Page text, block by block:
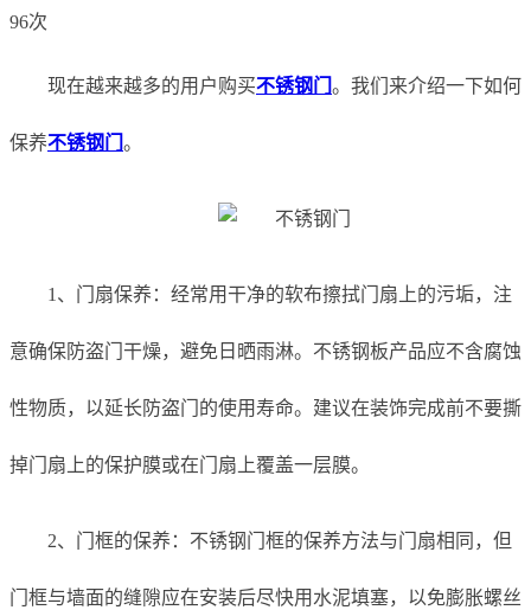
96次
现在越来越多的用户购买不锈钢门 。我们来介绍一下如何
保养不锈钢门 。
1、门扇保养：经常用干净的软布擦拭门扇上的污垢，注
意确保防盗门干燥，避免日晒雨淋。不锈钢板产品应不含腐蚀
性物质，以延长防盗门的使用寿命。建议在装饰完成前不要撕
掉门扇上的保护膜或在门扇上覆盖一层膜。
2、门框的保养：不锈钢门框的保养方法与门扇相同，但
门框与墙面的缝隙应在安装后尽快用水泥填塞，以免膨胀螺丝